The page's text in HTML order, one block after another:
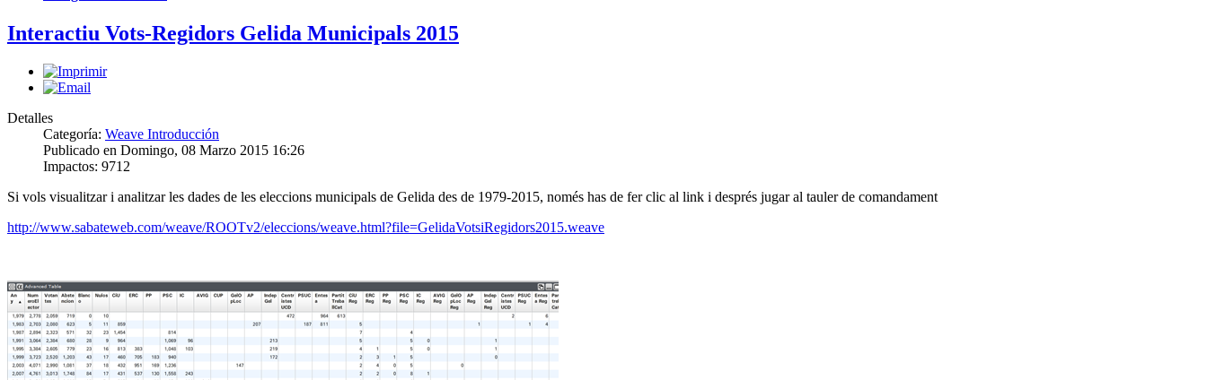
Interactiu Vots-Regidors Gelida Municipals 2015
Detalles
Categoría: Weave Introducción
Publicado en Domingo, 08 Marzo 2015 16:26
Impactos: 9712
Si vols visualitzar i analitzar les dades de les eleccions municipals de Gelida des de 1979-2015, només has de fer clic al link i després jugar al tauler de comandament
http://www.sabateweb.com/weave/ROOTv2/eleccions/weave.html?file=GelidaVotsiRegidors2015.weave